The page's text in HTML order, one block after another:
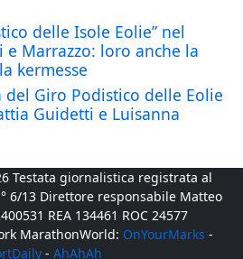
delle Isole Eolie” nel
Marrazzo: loro anche la
kermesse
del Giro Podistico delle Eolie
Guidetti e Luisanna
Testata giornalistica registrata al
6/13 Direttore responsabile Matteo
REA 134461 ROC 24577
MarathonWorld: OnYourMarks -
- AhAhAh